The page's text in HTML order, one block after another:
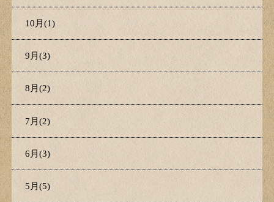
10月(1)
9月(3)
8月(2)
7月(2)
6月(3)
5月(5)